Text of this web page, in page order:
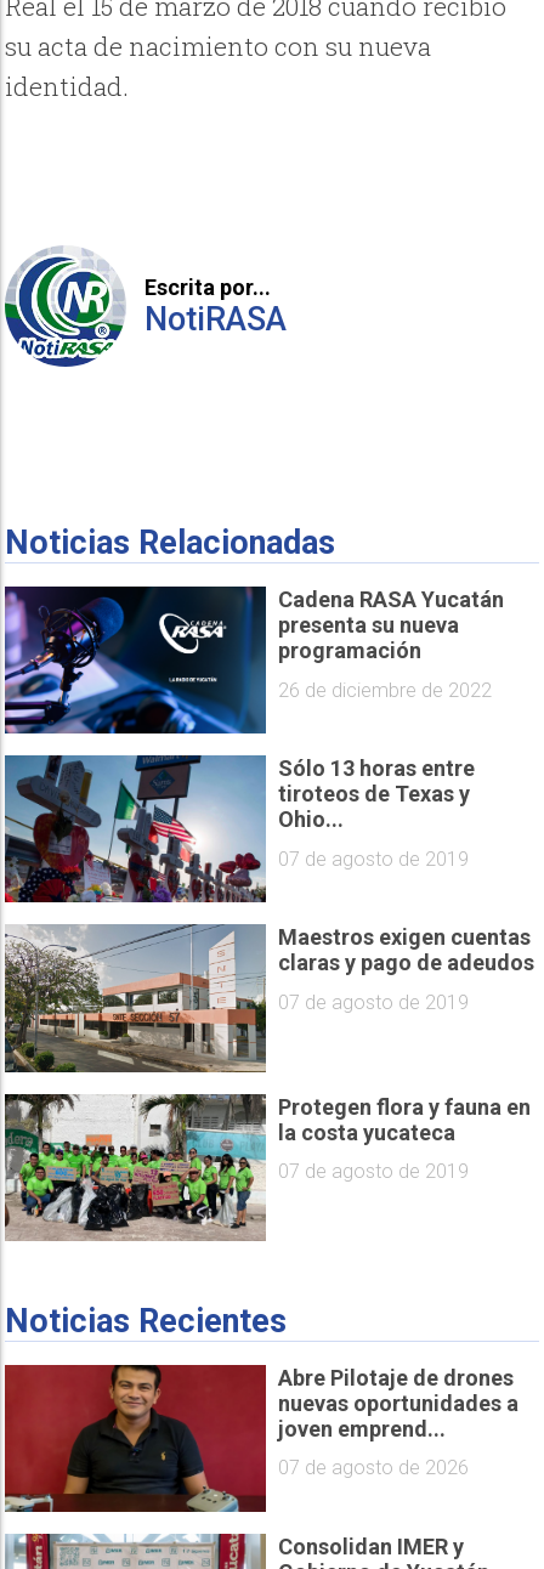
su acta de nacimiento con su nueva
identidad.
Escrita por...
NotiRASA
Noticias Relacionadas
Cadena RASA Yucatán
presenta su nueva
programación
26 de diciembre de 2022
Sólo 13 horas entre
tiroteos de Texas y
Ohio...
07 de agosto de 2019
Maestros exigen cuentas
claras y pago de adeudos
07 de agosto de 2019
Protegen flora y fauna en
la costa yucateca
07 de agosto de 2019
Noticias Recientes
Abre Pilotaje de drones
nuevas oportunidades a
joven emprend...
07 de agosto de 2026
Consolidan IMER y